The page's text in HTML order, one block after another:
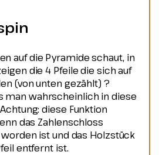
auf die Pyramide schaut, in
die 4 Pfeile die sich auf
(von unten gezählt) ?
man wahrscheinlich in diese
diese Funktion
das Zahlenschloss
ist und das Holzstück
entfernt ist.